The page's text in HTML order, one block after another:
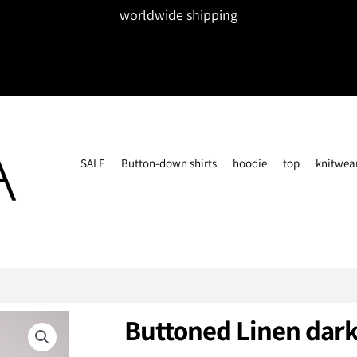
worldwide shipping
SALE Button-down shirts hoodie top
Buttoned Linen